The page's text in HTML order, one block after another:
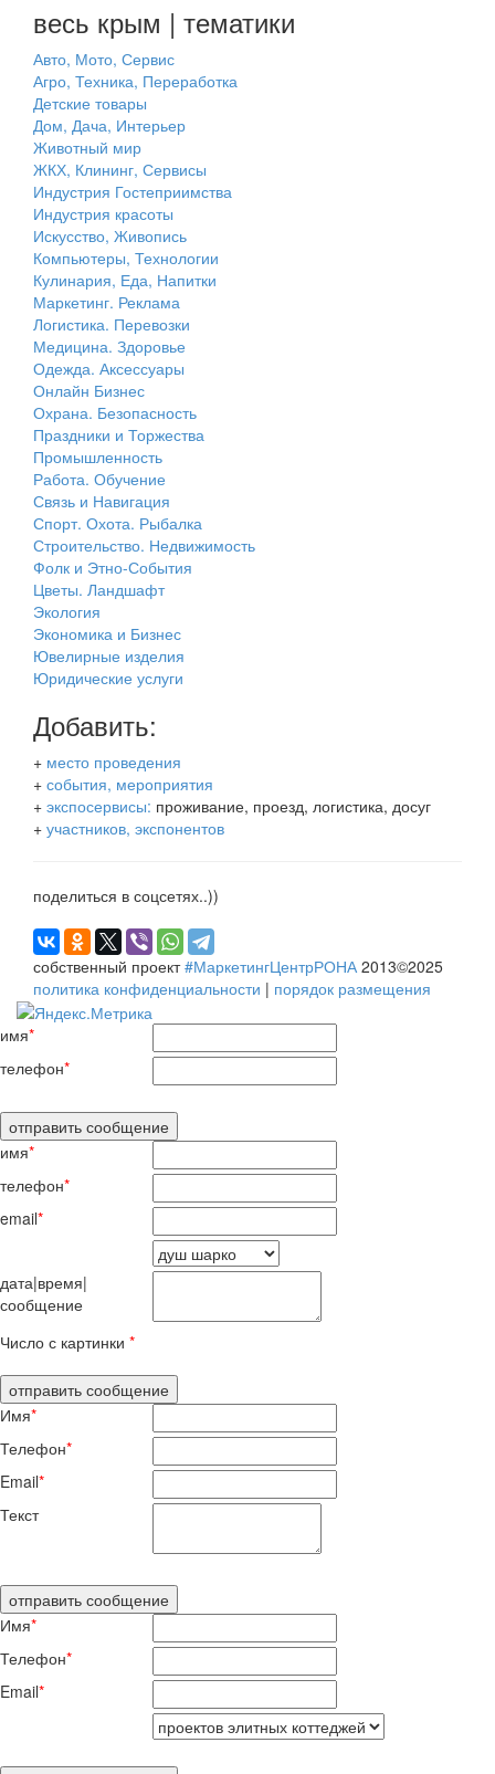
весь крым | тематики
Авто, Мото, Сервис
Агро, Техника, Переработка
Детские товары
Дом, Дача, Интерьер
Животный мир
ЖКХ, Клининг, Сервисы
Индустрия Гостеприимства
Индустрия красоты
Искусство, Живопись
Компьютеры, Технологии
Кулинария, Еда, Напитки
Маркетинг. Реклама
Логистика. Перевозки
Медицина. Здоровье
Одежда. Аксессуары
Онлайн Бизнес
Охрана. Безопасность
Праздники и Торжества
Промышленность
Работа. Обучение
Связь и Навигация
Спорт. Охота. Рыбалка
Строительство. Недвижимость
Фолк и Этно-События
Цветы. Ландшафт
Экология
Экономика и Бизнес
Ювелирные изделия
Юридические услуги
Добавить:
+ место проведения
+ события, мероприятия
+ экспосервисы: проживание, проезд, логистика, досуг
+ участников, экспонентов
поделиться в соцсетях..))
собственный проект#МаркетингЦентрРОНА 2013©2025
политика конфиденциальности | порядок размещения
имя*
телефон*
имя*
телефон*
email*
дата|время|
сообщение
Число с картинки *
Имя*
Телефон*
Email*
Текст
Имя*
Телефон*
Email*